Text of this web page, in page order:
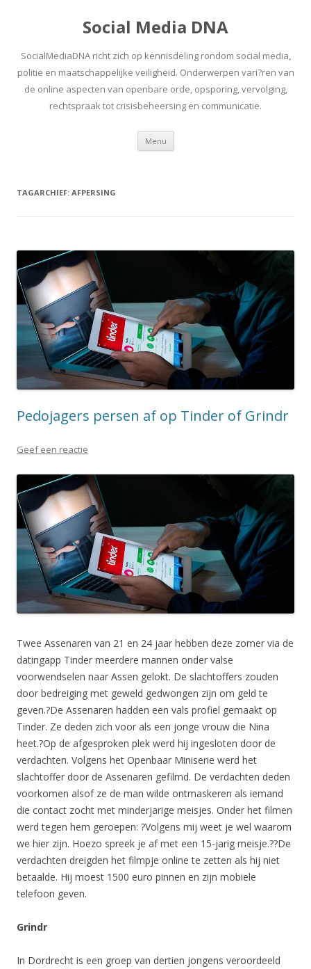
Social Media DNA
SocialMediaDNA richt zich op kennisdeling rondom social media,
politie en maatschappelijke veiligheid. Onderwerpen vari?ren van
de online aspecten van openbare orde, opsporing, vervolging,
rechtspraak tot crisisbeheersing en communicatie.
Menu Spring
inhoud
TAGARCHIEF: AFPERSING
Pedojagers persen af op Tinder of Grindr
Geef een reactie
Twee Assenaren van 21 en 24 jaar hebben deze zomer via de
datingapp Tinder meerdere mannen onder valse
voorwendselen naar Assen gelokt. De slachtoffers zouden
door bedreiging met geweld gedwongen zijn om geld te
geven.?De Assenaren hadden een vals profiel gemaakt op
Tinder. Ze deden zich voor als een jonge vrouw die Nina
heet.?Op de afgesproken plek werd hij ingesloten door de
verdachten. Volgens het Openbaar Miniserie werd het
slachtoffer door de Assenaren gefilmd. De verdachten deden
voorkomen alsof ze de man wilde ontmaskeren als iemand
die contact zocht met minderjarige meisjes. Onder het filmen
werd tegen hem geroepen: ?Volgens mij weet je wel waarom
we hier zijn. Hoezo spreek je af met een 15-jarig meisje.??De
verdachten dreigden het filmpje online te zetten als hij niet
betaalde. Hij moest 1500 euro pinnen en zijn mobiele
telefoon geven.
Grindr
In Dordrecht is een groep van dertien jongens veroordeeld